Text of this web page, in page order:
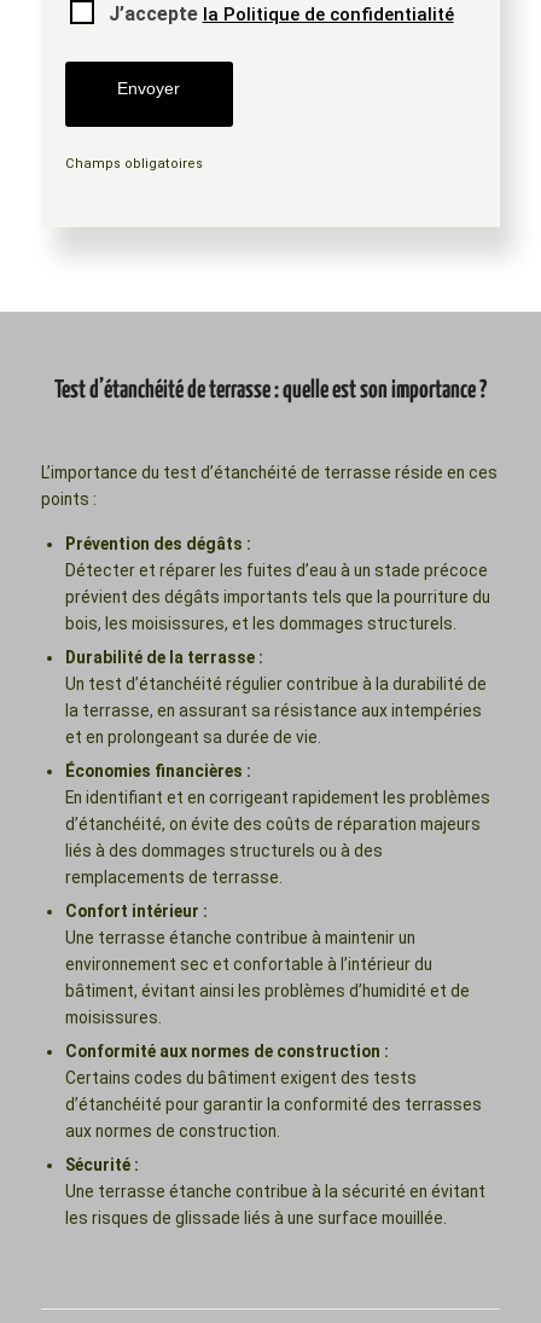
J’accepte la Politique de confidentialité
Champs obligatoires
Test d’étanchéité de terrasse : quelle est son importance ?
L’importance du test d’étanchéité de terrasse réside en ces
points :
Prévention des dégâts :
Détecter et réparer les fuites d’eau à un stade précoce
prévient des dégâts importants tels que la pourriture du
bois, les moisissures, et les dommages structurels.
Durabilité de la terrasse :
Un test d’étanchéité régulier contribue à la durabilité de
la terrasse, en assurant sa résistance aux intempéries
et en prolongeant sa durée de vie.
Économies financières :
En identifiant et en corrigeant rapidement les problèmes
d’étanchéité, on évite des coûts de réparation majeurs
liés à des dommages structurels ou à des
remplacements de terrasse.
Confort intérieur :
Une terrasse étanche contribue à maintenir un
environnement sec et confortable à l’intérieur du
bâtiment, évitant ainsi les problèmes d’humidité et de
moisissures.
Conformité aux normes de construction :
Certains codes du bâtiment exigent des tests
d’étanchéité pour garantir la conformité des terrasses
aux normes de construction.
Sécurité :
Une terrasse étanche contribue à la sécurité en évitant
les risques de glissade liés à une surface mouillée.